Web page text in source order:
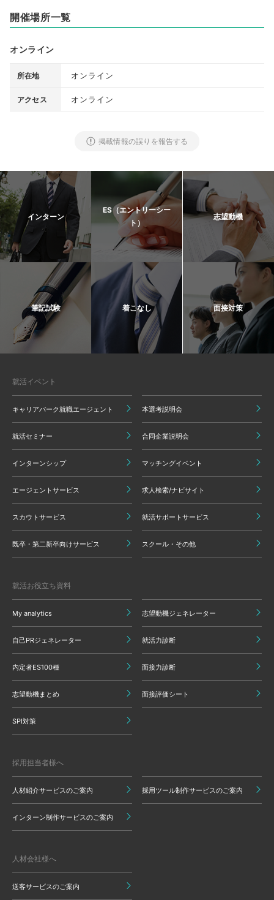
開催場所一覧
オンライン
所在地 オンライン
アクセス オンライン
掲載情報の誤りを報告する
インターン
ES（エントリーシー
ト）
志望動機
筆記試験 着こなし 面接対策
就活イベント
キャリアパーク就職エージェント 本選考説明会
就活セミナー 合同企業説明会
インターンシップ マッチングイベント
エージェントサービス 求人検索/ナビサイト
スカウトサービス 就活サポートサービス
既卒・第二新卒向けサービス スクール・その他
就活お役立ち資料
My analytics 志望動機ジェネレーター
自己PRジェネレーター 就活力診断
内定者ES100種 面接力診断
志望動機まとめ 面接評価シート
SPI対策
採用担当者様へ
人材紹介サービスのご案内 採用ツール制作サービスのご案内
インターン制作サービスのご案内
人材会社様へ
送客サービスのご案内